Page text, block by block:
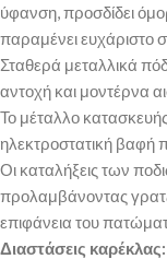
ύφανση, προσδίδει
παραμένει ευχάριστο
Σταθερά μεταλλικά
αντοχή και μοντέρνα
Το μέταλλο
ηλεκτροστατική βαφή
Οι καταλήξεις των
προλαμβάνοντας
επιφάνεια του
Διαστάσεις καρέκλας: